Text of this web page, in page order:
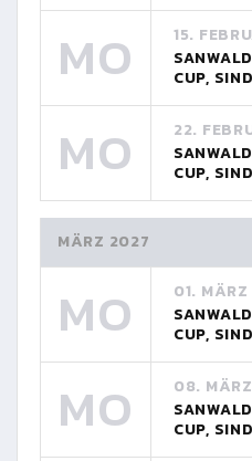
MO 15.
SANWALD
CUP,
MO 22.
SANWALD
CUP,
MÄRZ 2027
MO 01.
SANWALD
CUP,
MO 08.
SANWALD
CUP,